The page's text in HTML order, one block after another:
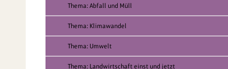
Thema: Abfall und Müll
Thema: Klimawandel
Thema: Umwelt
Thema: Landwirtschaft einst und jetzt